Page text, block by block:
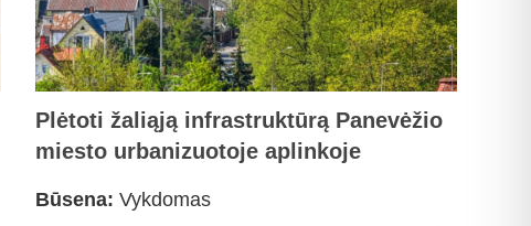
Plėtoti žaliąją infrastruktūrą Panevėžio
miesto urbanizuotoje aplinkoje
Būsena: Vykdomas